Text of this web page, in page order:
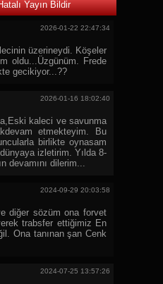
Yayın Bildir
2026-01-22 22:47:34
üzerineydi. Köşeler
oldu...Üzgünüm. Frede
gecikiyor...??
2026-01-16 18:02:40
kaleci ve savunma
etmekteyim. Bu
birlikte oynasam
izletirim. Yılda 8-
devamını dilerim...
2024-09-29 20:03:58
diğer sözüm ona forvet
trabsfer ettiğimiz En
Ona tanınan şan Cenk
2024-07-25 13:57:26